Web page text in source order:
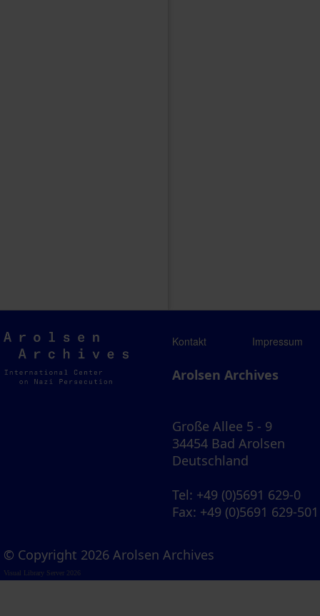
Arolsen
Archives
Kontakt Impressum
Arolsen Archives
Große Allee 5 - 9
34454 Bad Arolsen
Deutschland
Tel: +49 (0)5691 629-0
Fax: +49 (0)5691 629-501
© Copyright 2026 Arolsen Archives
Visual Library Server 2026